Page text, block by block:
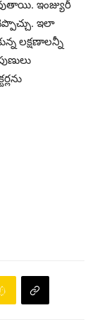
ఇంజ్యురీ
ఇలా
లక్షణాలన్నీ